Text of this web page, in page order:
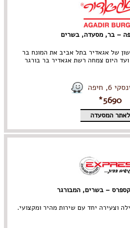
– בר, מסעדה, בשרים
הראשון של אגאדיר בתל אביב את המונח בר
היום צמחה רשת אגאדיר בר בורגר
6, חיפה
5690*
לאתר המסעדה
– בשרים, המבורגר
וצעירה יחד עם שירות מהיר ומקצועי.